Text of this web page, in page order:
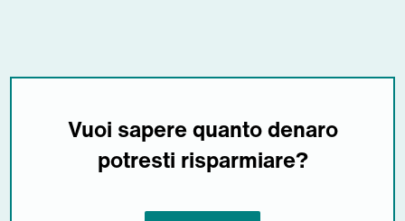
Vuoi sapere quanto denaro
potresti risparmiare?